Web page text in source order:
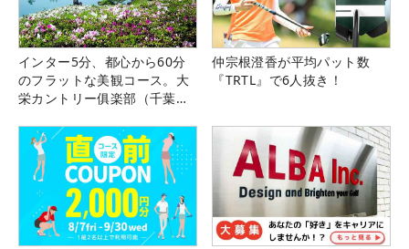
インター5分、都心から60分
のフラットな美観コース。大
栄カントリー俱楽部（千葉
仲宗根澄香が平均パット数
『TRTL』で6人抜き！